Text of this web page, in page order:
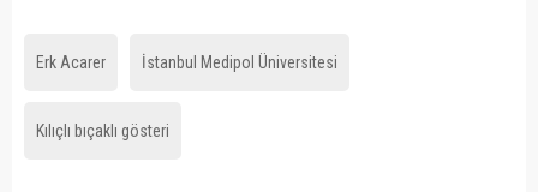
Erk Acarer İstanbul Medipol Üniversitesi
Kılıçlı bıçaklı gösteri